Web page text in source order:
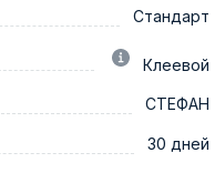
Стандарт
Клеевой
СТЕФАН
30 дней